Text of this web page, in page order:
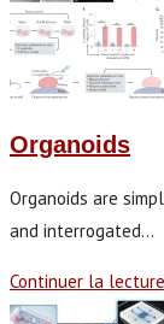
Organoids
Organoids are
and interrogated…
Continuer la lecture